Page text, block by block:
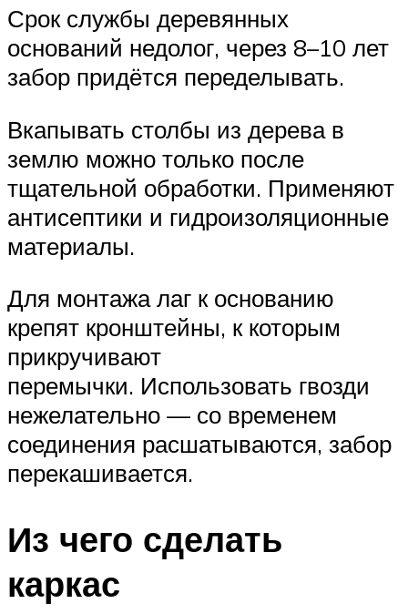
Срок службы деревянных
оснований недолог, через 8–10 лет
забор придётся переделывать.
Вкапывать столбы из дерева в
землю можно только после
тщательной обработки. Применяют
антисептики и гидроизоляционные
материалы.
Для монтажа лаг к основанию
крепят кронштейны, к которым
прикручивают
перемычки. Использовать гвозди
нежелательно — со временем
соединения расшатываются, забор
перекашивается.
Из чего сделать
каркас